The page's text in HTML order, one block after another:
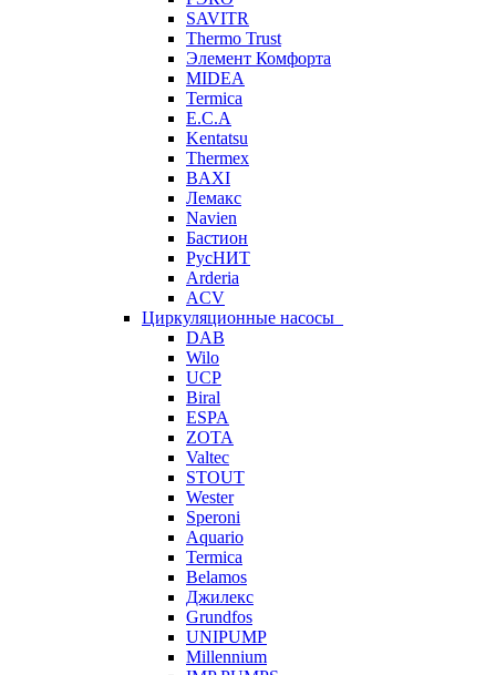
SAVITR
Thermo Trust
Элемент Комфорта
MIDEA
Termica
E.C.A
Kentatsu
Thermex
BAXI
Лемакс
Navien
Бастион
РусНИТ
Arderia
ACV
Циркуляционные насосы
DAB
Wilo
UCP
Biral
ESPA
ZOTA
Valtec
STOUT
Wester
Speroni
Aquario
Termica
Belamos
Джилекс
Grundfos
UNIPUMP
Millennium